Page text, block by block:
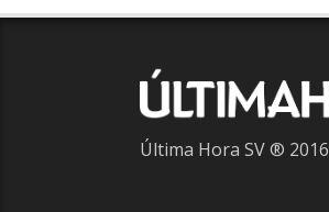
Última Hora SV ® 2016